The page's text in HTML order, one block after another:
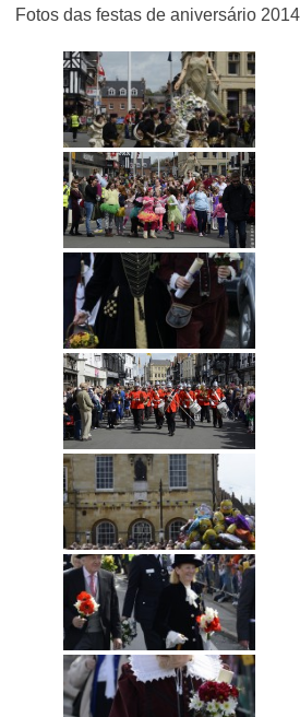
Fotos das festas de aniversário 2014